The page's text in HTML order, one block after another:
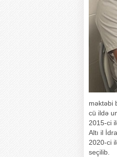
məktəbi
cü ildə
2015-ci
Altı il
2020-ci
seçilib.